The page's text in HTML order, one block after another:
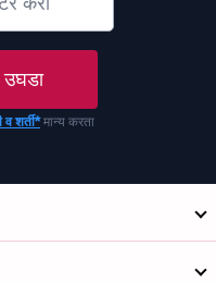
शर्ती*मान्य करता